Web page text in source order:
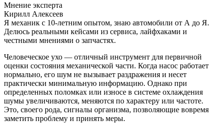
Мнение эксперта
Кирилл Алексеев
Я механик с 10-летним опытом, знаю автомобили от А до Я.
Делюсь реальными кейсами из сервиса, лайфхаками и
честными мнениями о запчастях.
Человеческое ухо — отличный инструмент для первичной
оценки состояния механической части. Когда насос работает
нормально, его шум не вызывает раздражения и несет
практически минимальную информацию. Однако при
определенных поломках или износе в системе охлаждения
шумы увеличиваются, меняются по характеру или частоте.
Это, своего рода, сигналы организма, позволяющие вовремя
заметить проблему и принять меры.